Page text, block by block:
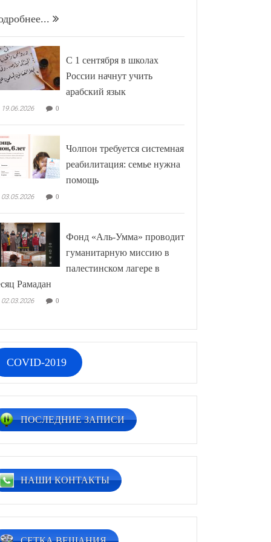
С 1 сентября в школах
России начнут учить
арабский язык
19.06.2026 0
Чолпон требуется системная
реабилитация: семье нужна
помощь
03.05.2026 0
Фонд «Аль-Умма» проводит
гуманитарную миссию в
палестинском лагере в
Рамадан
02.03.2026 0
COVID-2019
ПОСЛЕДНИЕ ЗАПИСИ
НАШИ КОНТАКТЫ